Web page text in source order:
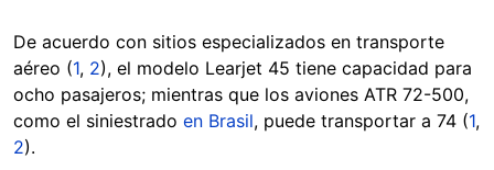
De acuerdo con sitios especializados en transporte
aéreo (1, 2), el modelo Learjet 45 tiene capacidad para
ocho pasajeros; mientras que los aviones ATR 72-500,
como el siniestrado en Brasil, puede transportar a 74 (1,
2).